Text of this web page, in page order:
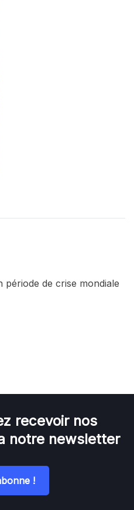
période de crise mondiale
recevoir nos
notre newsletter
!